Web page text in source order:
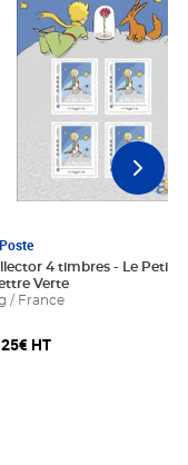
panier
4 timbres - Le Petit
Verte
/ France
HT